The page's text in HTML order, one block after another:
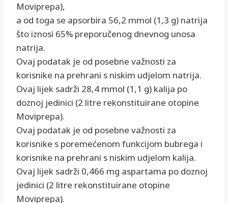
Moviprepa),
a od toga se apsorbira 56,2 mmol (1,3 g) natrija
što iznosi 65% preporučenog dnevnog unosa
natrija.
Ovaj podatak je od posebne važnosti za
korisnike na prehrani s niskim udjelom natrija.
Ovaj lijek sadrži 28,4 mmol (1,1 g) kalija po
doznoj jedinici (2 litre rekonstituirane otopine
Moviprepa).
Ovaj podatak je od posebne važnosti za
korisnike s poremećenom funkcijom bubrega i
korisnike na prehrani s niskim udjelom kalija.
Ovaj lijek sadrži 0,466 mg aspartama po doznoj
jedinici (2 litre rekonstituirane otopine
Moviprepa).